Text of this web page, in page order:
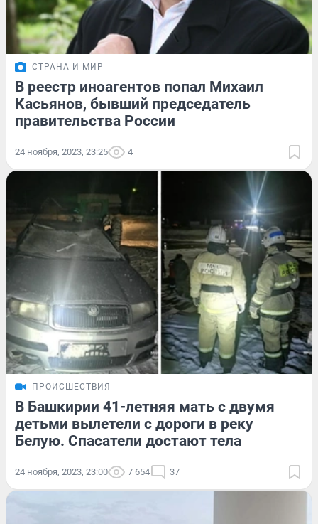
СТРАНА И МИР
В реестр иноагентов попал Михаил
Касьянов, бывший председатель
правительства России
24 ноября, 2023, 23:25 4
ПРОИСШЕСТВИЯ
В Башкирии 41-летняя мать с двумя
детьми вылетели с дороги в реку
Белую. Спасатели достают тела
24 ноября, 2023, 23:00 7 654 37